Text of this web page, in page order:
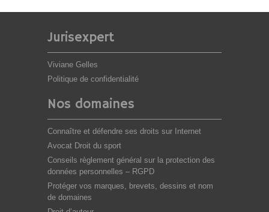
Jurisexpert
Viviane Gelles
Politique de confidentialité
Nos domaines
Connaître et défendre ses droits sur Internet
Avocat Droit du sport
Conseils règlement général sur la protection des
données personnelles – RGPD
Protéger vos marques, brevets, dessins et nom
de domaines